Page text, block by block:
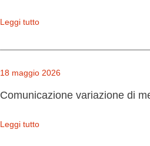
Leggi tutto
18 maggio 2026
Comunicazione variazione di
Leggi tutto